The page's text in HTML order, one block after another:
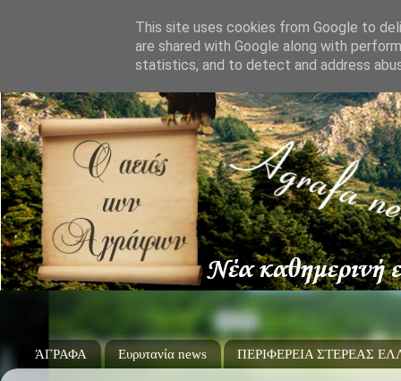
ΆΓΡΑΦΑ Ευρυτανία news ΠΕΡΙΦΕΡΕΙΑ ΣΤΕΡΕΑΣ
This site uses cookies from Google to
are shared with Google along with
statistics, and to detect and address